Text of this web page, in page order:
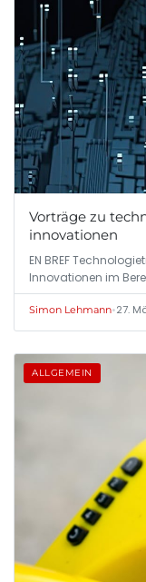
Vorträge zu
innovationen
EN BREF
Innovationen im
Simon Lehmann•27.
ALLGEMEIN